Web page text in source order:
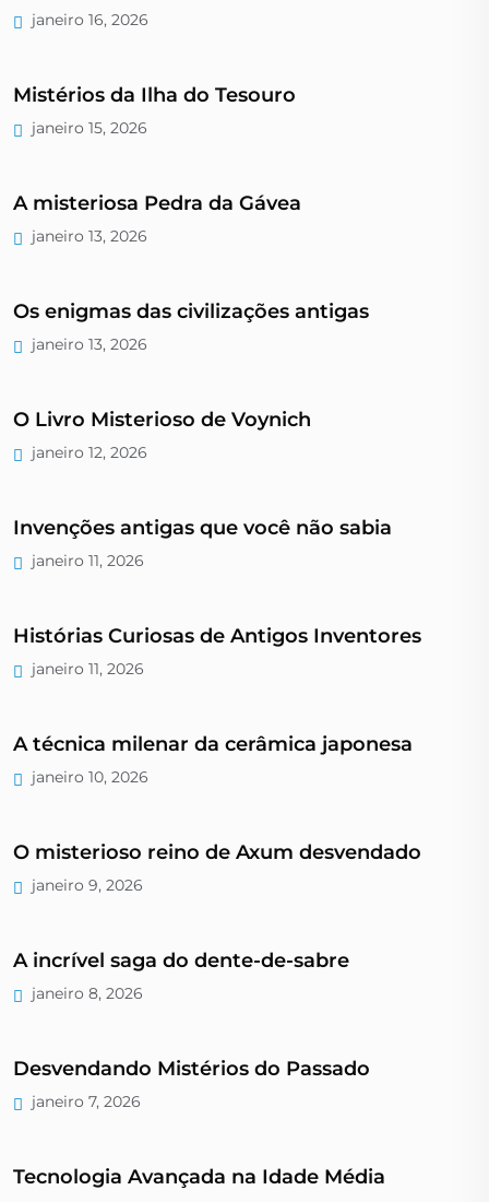
janeiro 16, 2026
Mistérios da Ilha do Tesouro
janeiro 15, 2026
A misteriosa Pedra da Gávea
janeiro 13, 2026
Os enigmas das civilizações antigas
janeiro 13, 2026
O Livro Misterioso de Voynich
janeiro 12, 2026
Invenções antigas que você não sabia
janeiro 11, 2026
Histórias Curiosas de Antigos Inventores
janeiro 11, 2026
A técnica milenar da cerâmica japonesa
janeiro 10, 2026
O misterioso reino de Axum desvendado
janeiro 9, 2026
A incrível saga do dente-de-sabre
janeiro 8, 2026
Desvendando Mistérios do Passado
janeiro 7, 2026
Tecnologia Avançada na Idade Média